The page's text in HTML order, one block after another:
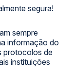
segura!
sempre
informação do
protocolos de
instituições